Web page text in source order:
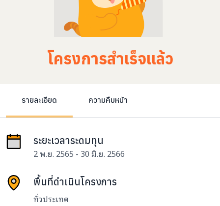
โครงการสำเร็จแล้ว
รายละเอียด ความคืบหน้า
ระยะเวลาระดมทุน
2 พ.ย. 2565 - 30 มิ.ย. 2566
พื้นที่ดำเนินโครงการ
ทั่วประเทศ